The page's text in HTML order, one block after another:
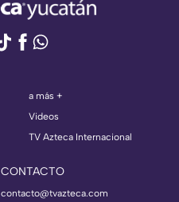
a más +
Videos
TV Azteca Internacional
CONTACTO
contacto@tvazteca.com